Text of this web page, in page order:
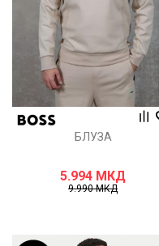
БЛУЗА
5.994 МКД
9.990МКД